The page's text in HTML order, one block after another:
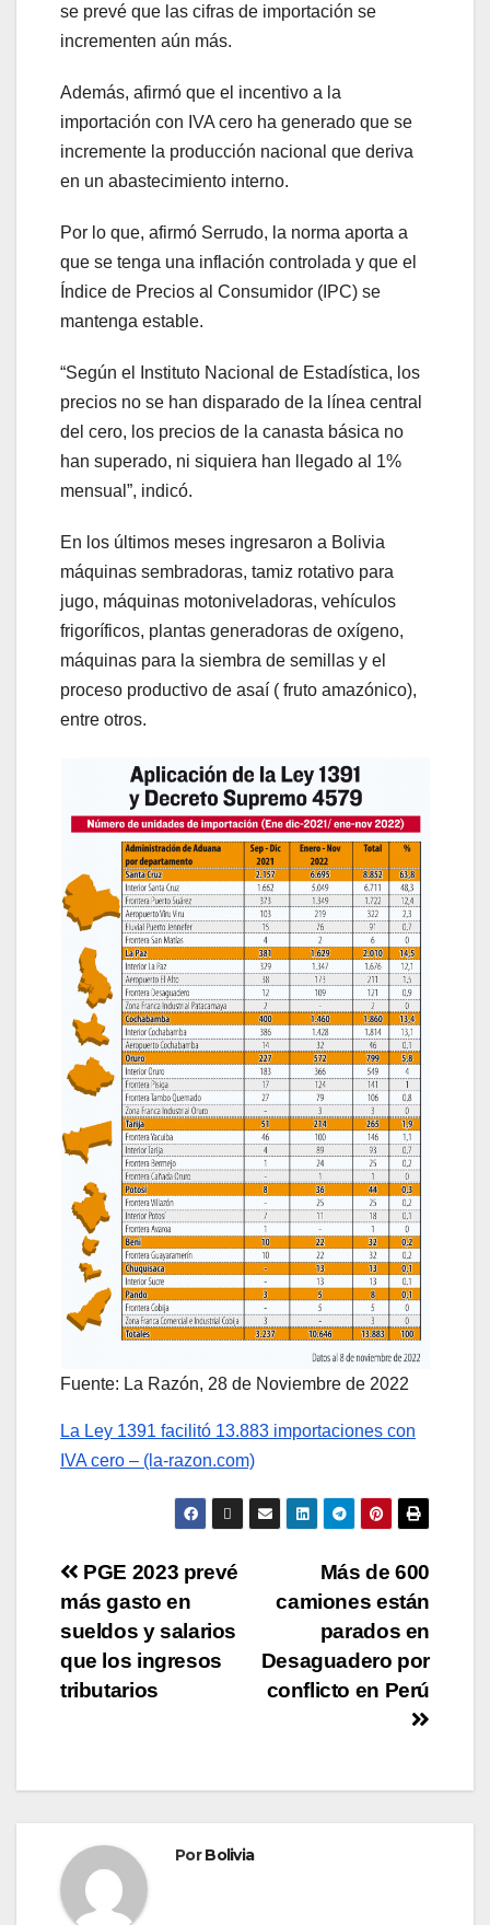
se prevé que las cifras de importación se
incrementen aún más.
Además, afirmó que el incentivo a la
importación con IVA cero ha generado que se
incremente la producción nacional que deriva
en un abastecimiento interno.
Por lo que, afirmó Serrudo, la norma aporta a
que se tenga una inflación controlada y que el
Índice de Precios al Consumidor (IPC) se
mantenga estable.
“Según el Instituto Nacional de Estadística, los
precios no se han disparado de la línea central
del cero, los precios de la canasta básica no
han superado, ni siquiera han llegado al 1%
mensual”, indicó.
En los últimos meses ingresaron a Bolivia
máquinas sembradoras, tamiz rotativo para
jugo, máquinas motoniveladoras, vehículos
frigoríficos, plantas generadoras de oxígeno,
máquinas para la siembra de semillas y el
proceso productivo de asaí ( fruto amazónico),
entre otros.
Fuente: La Razón, 28 de Noviembre de 2022
La Ley 1391 facilitó 13.883 importaciones con
IVA cero – (la-razon.com)
Más de 600
camiones están
parados en
Desaguadero por
conflicto en Perú
PGE 2023 prevé
más gasto en
sueldos y salarios
que los ingresos
tributarios
PorBolivia